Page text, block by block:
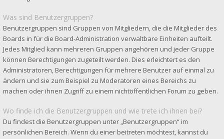
Was sind Benutzergruppen?
Benutzergruppen sind Gruppen von Mitgliedern, die die Mitglieder des
Boards in für die Board-Administration verwaltbare Einheiten aufteilt.
Jedes Mitglied kann mehreren Gruppen angehören und jeder Gruppe
können Berechtigungen zugeteilt werden. Dies erleichtert es den
Administratoren, Berechtigungen für mehrere Benutzer auf einmal zu
ändern und sie zum Beispiel zu Moderatoren eines Bereichs zu
machen oder ihnen Zugriff zu einem nichtöffentlichen Forum zu geben.
Wo finde ich die Benutzergruppen und wie trete ich ihnen bei?
Du findest die Benutzergruppen unter „Benutzergruppen“ im
persönlichen Bereich. Wenn du einer beitreten möchtest, kannst du